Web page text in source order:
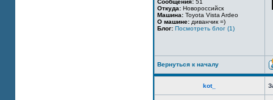
Сообщения: 51
Откуда: Новороссийск
Машина: Toyota Vista Ardeo
О машине: диванчик =)
Блог: Посмотреть блог (1)
Вернуться к началу
kot_